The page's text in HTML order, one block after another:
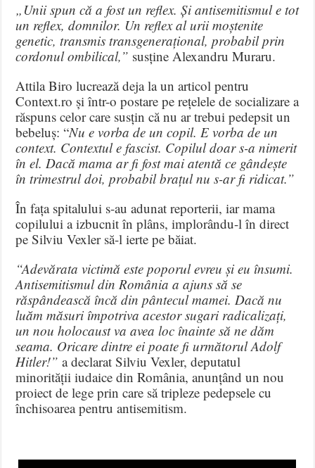
„Unii spun că a fost un reflex. Și antisemitismul e tot
un reflex, domnilor. Un reflex al urii moștenite
genetic, transmis transgenerațional, probabil prin
cordonul ombilical,” susține Alexandru Muraru.
Attila Biro lucrează deja la un articol pentru
Context.ro și într-o postare pe rețelele de socializare a
răspuns celor care susțin că nu ar trebui pedepsit un
bebeluș: “Nu e vorba de un copil. E vorba de un
context. Contextul e fascist. Copilul doar s-a nimerit
în el. Dacă mama ar fi fost mai atentă ce gândește
în trimestrul doi, probabil brațul nu s-ar fi ridicat.”
În fața spitalului s-au adunat reporterii, iar mama
copilului a izbucnit în plâns, implorându-l în direct
pe Silviu Vexler să-l ierte pe băiat.
“Adevărata victimă este poporul evreu și eu însumi.
Antisemitismul din România a ajuns să se
răspândească încă din pântecul mamei. Dacă nu
luăm măsuri împotriva acestor sugari radicalizați,
un nou holocaust va avea loc înainte să ne dăm
seama. Oricare dintre ei poate fi următorul Adolf
Hitler!” a declarat Silviu Vexler, deputatul
minorității iudaice din România, anunțând un nou
proiect de lege prin care să tripleze pedepsele cu
închisoarea pentru antisemitism.